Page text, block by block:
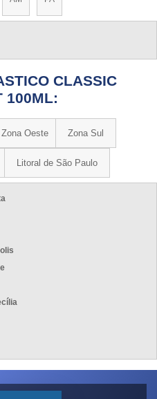
CLASSIC
100ML:
Zona Oeste Zona Sul
Litoral de São Paulo